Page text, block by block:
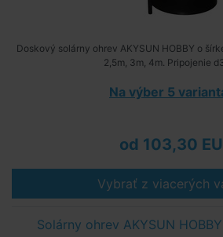
Doskový solárny ohrev AKYSUN HOBBY o
2,5m, 3m, 4m. Pripojenie
Na výber 5
od 103,30
Vybrať z viacerých
Solárny ohrev AKYSUN